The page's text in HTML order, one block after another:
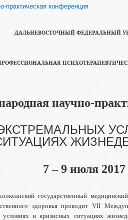
практическая конференция
ДАЛЬНЕВОСТОЧНЫЙ ФЕДЕРАЛЬНЫЙ
научно-
7 – 9 июля 2017
государственный
здоровья проводит VII
и кризисных ситуациях